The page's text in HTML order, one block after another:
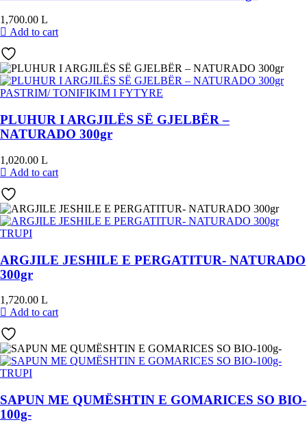
1,700.00 L
Add to cart
PASTRIM/ TONIFIKIM I FYTYRE
PLUHUR I ARGJILËS SË GJELBËR –
NATURADO 300gr
1,020.00 L
Add to cart
TRUPI
ARGJILE JESHILE E PERGATITUR- NATURADO
300gr
1,720.00 L
Add to cart
TRUPI
SAPUN ME QUMËSHTIN E GOMARICES SO BIO-
100g-